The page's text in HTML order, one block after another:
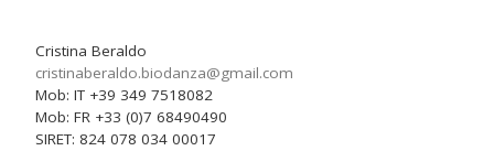
Cristina Beraldo
cristinaberaldo.biodanza@gmail.com
Mob: IT +39 349 7518082
Mob: FR +33 (0)7 68490490
SIRET: 824 078 034 00017